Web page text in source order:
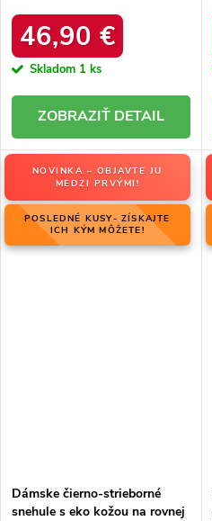
46,90 €
Skladom 1 ks
DETAIL
NOVINKA – OBJAVTE JU
MEDZI PRVÝMI!
POSLEDNÉ KUSY- ZÍSKAJTE
ICH KÝM MÔŽETE!
Dámske čierno-strieborné
snehule s eko kožou na rovnej